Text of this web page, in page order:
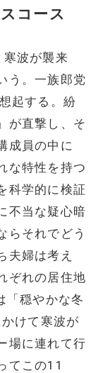
コース
波が襲来
う。一族郎党
起する。紛
が直撃し、そ
成員の中に
な特性を持つ
科学的に検証
不当な疑心暗
らそれでどう
夫婦は考え
ぞれの居住地
「穏やかな冬
けて寒波が
場に連れて行
てこの11